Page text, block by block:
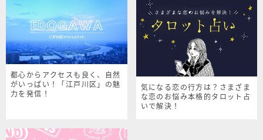
都心からアクセスも良く、自然
がいっぱい！「江戸川区」の魅
力を発信！
気になる恋の行方は？さまざま
な恋のお悩み本格的タロット占
いで解決！